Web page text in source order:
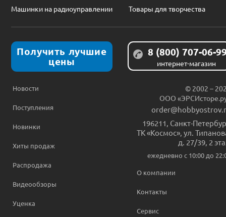
Машинки на радиоуправлении
Товары для творчества
Получить лучшие
цены
8 (800) 707-06-
интернет-магазин
Новости
Поступления
Новинки
Хиты продаж
Распродажа
Видеообзоры
Уценка
© 2002 –
ООО
196211 Санкт-
ТК «Космос», ул.
д. 27/39, 2
ежедневно c 10:00 до
О компании
Контакты
Сервис